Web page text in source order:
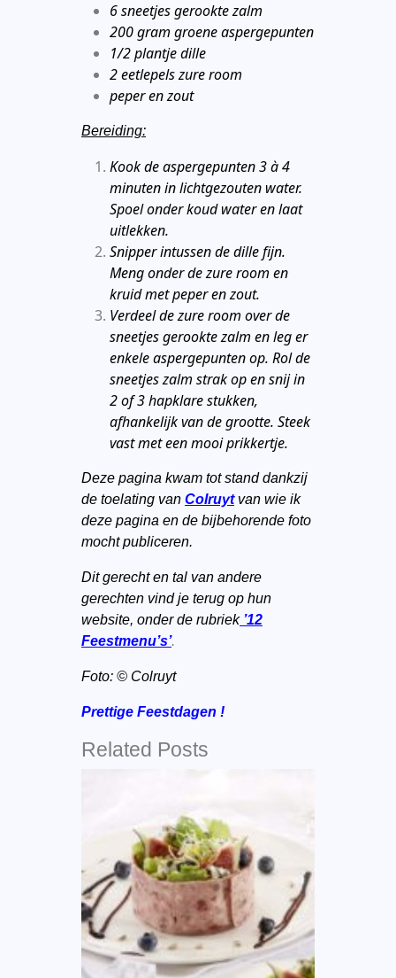
6 sneetjes gerookte zalm
200 gram groene aspergepunten
1/2 plantje dille
2 eetlepels zure room
peper en zout
Bereiding:
Kook de aspergepunten 3 à 4
minuten in lichtgezouten water.
Spoel onder koud water en laat
uitlekken.
Snipper intussen de dille fijn.
Meng onder de zure room en
kruid met peper en zout.
Verdeel de zure room over de
sneetjes gerookte zalm en leg er
enkele aspergepunten op. Rol de
sneetjes zalm strak op en snij in
2 of 3 hapklare stukken,
afhankelijk van de grootte. Steek
vast met een mooi prikkertje.
Deze pagina kwam tot stand dankzij
de toelating van Colruyt van wie ik
deze pagina en de bijbehorende foto
mocht publiceren.
Dit gerecht en tal van andere
gerechten vind je terug op hun
website, onder de rubriek’12
Feestmenu’s’.
Foto: © Colruyt
Prettige Feestdagen !
Related Posts